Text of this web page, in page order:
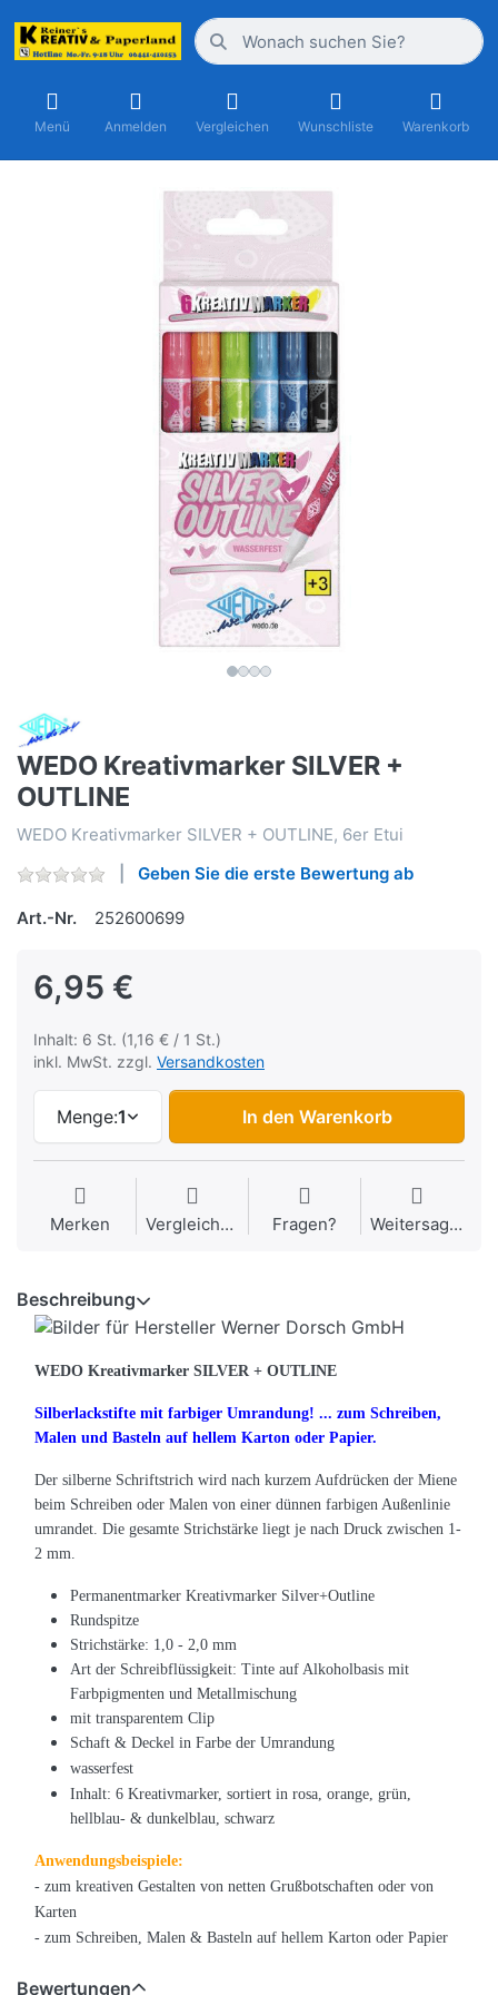
Menü Anmelden Vergleichen Wunschliste Warenkorb
WEDO Kreativmarker SILVER +
OUTLINE
WEDO Kreativmarker SILVER + OUTLINE, 6er Etui
Geben Sie die erste Bewertung ab
Art.-Nr. 252600699
6,95 €
Inhalt: 6 St. (1,16 € / 1 St.)
inkl. MwSt. zzgl. Versandkosten
Menge:1 In den Warenkorb
Merken Vergleichen Fragen? Weitersagen
Beschreibung
WEDO Kreativmarker SILVER + OUTLINE
Silberlackstifte mit farbiger Umrandung! ... zum Schreiben,
Malen und Basteln auf hellem Karton oder Papier.
Der silberne Schriftstrich wird nach kurzem Aufdrücken der Miene
beim Schreiben oder Malen von einer dünnen farbigen Außenlinie
umrandet. Die gesamte Strichstärke liegt je nach Druck zwischen 1-
2 mm.
Permanentmarker Kreativmarker Silver+Outline
Rundspitze
Strichstärke: 1,0 - 2,0 mm
Art der Schreibflüssigkeit: Tinte auf Alkoholbasis mit
Farbpigmenten und Metallmischung
mit transparentem Clip
Schaft & Deckel in Farbe der Umrandung
wasserfest
Inhalt: 6 Kreativmarker, sortiert in rosa, orange, grün,
hellblau- & dunkelblau, schwarz
Anwendungsbeispiele:
- zum kreativen Gestalten von netten Grußbotschaften oder von
Karten
- zum Schreiben, Malen & Basteln auf hellem Karton oder Papier
Bewertungen